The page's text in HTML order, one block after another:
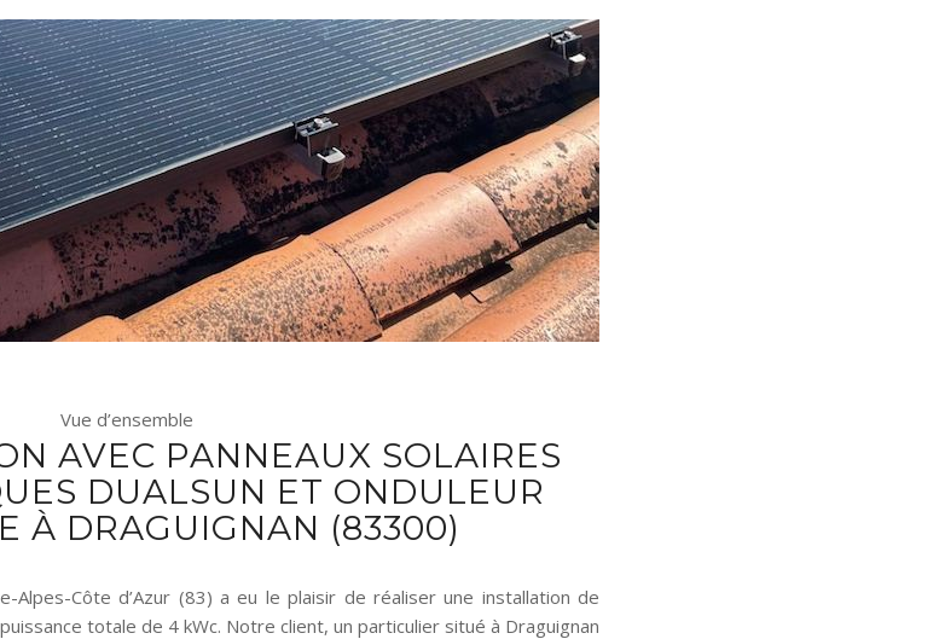
Vue d’ensemble
AVEC PANNEAUX SOLAIRES
DUALSUN ET ONDULEUR
À DRAGUIGNAN (83300)
Alpes-Côte d’Azur (83) a eu le plaisir de réaliser une installation de
totale de 4 kWc. Notre client, un particulier situé à Draguignan